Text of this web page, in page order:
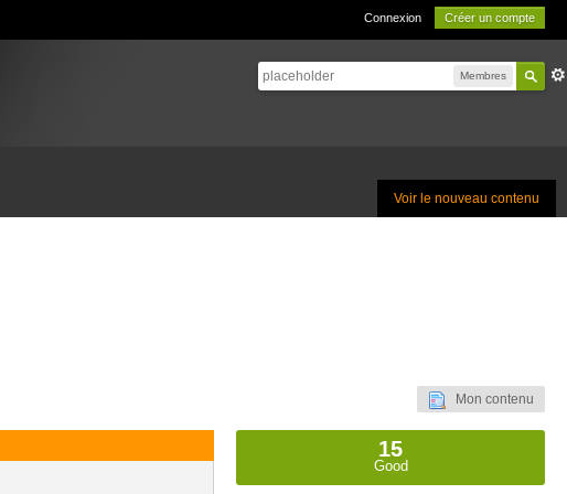
Connexion Créer un compte
Membres
Voir le nouveau contenu
Mon contenu
15
Good